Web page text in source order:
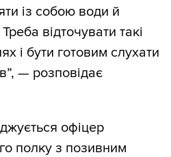
із собою води й
відточувати такі
і бути готовим слухати
— розповідає
офіцер
полку з позивним